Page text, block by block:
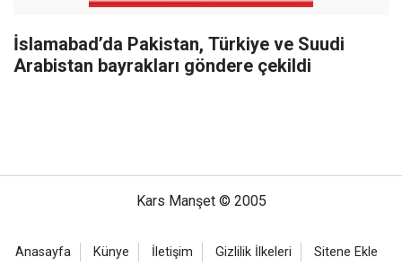
İslamabad’da Pakistan, Türkiye ve Suudi
Arabistan bayrakları göndere çekildi
Kars Manşet © 2005
Anasayfa Künye İletişim Gizlilik İlkeleri Sitene Ekle